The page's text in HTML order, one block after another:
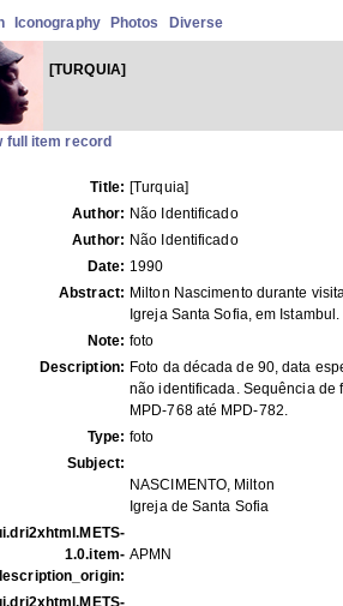
Iconography Photos Diverse
[TURQUIA]
full item record
Title: [Turquia]
Author: Não Identificado
Author: Não Identificado
Date: 1990
Abstract: Milton Nascimento durante
Igreja Santa Sofia, em Istambul.
Note: foto
Description: Foto da década de 90, data
não identificada. Sequência de
MPD-768 até MPD-782.
Type: foto
Subject:
NASCIMENTO, Milton
Igreja de Santa Sofia
1.0.item- APMN